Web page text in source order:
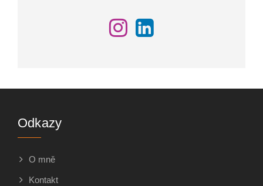
Odkazy
O mně
Kontakt